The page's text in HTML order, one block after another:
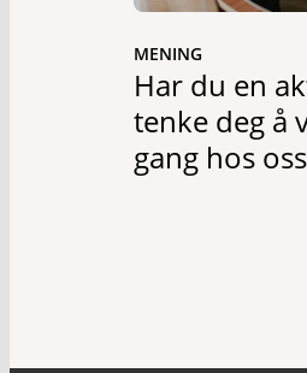
MENING
Har du en
tenke deg å
gang hos